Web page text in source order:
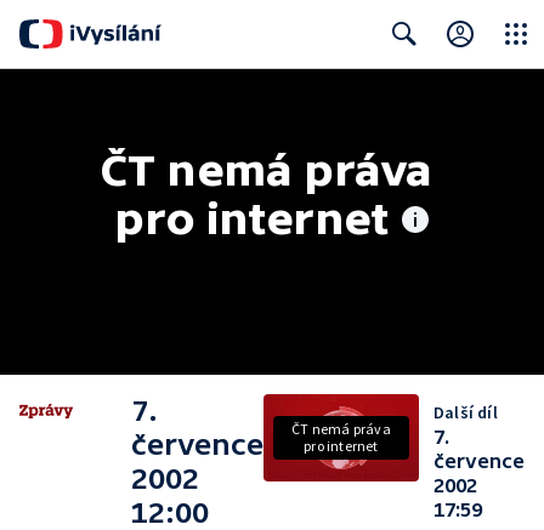
ČT nemá práva
pro internet
7.
července
2002
12:00
ČT nemá práva
pro internet
Další díl
7.
července
2002
17:59